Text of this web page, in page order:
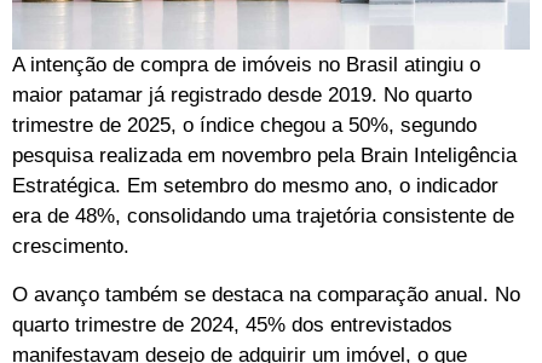
A intenção de compra de imóveis no Brasil atingiu o
maior patamar já registrado desde 2019. No quarto
trimestre de 2025, o índice chegou a 50%, segundo
pesquisa realizada em novembro pela Brain Inteligência
Estratégica. Em setembro do mesmo ano, o indicador
era de 48%, consolidando uma trajetória consistente de
crescimento.
O avanço também se destaca na comparação anual. No
quarto trimestre de 2024, 45% dos entrevistados
manifestavam desejo de adquirir um imóvel, o que